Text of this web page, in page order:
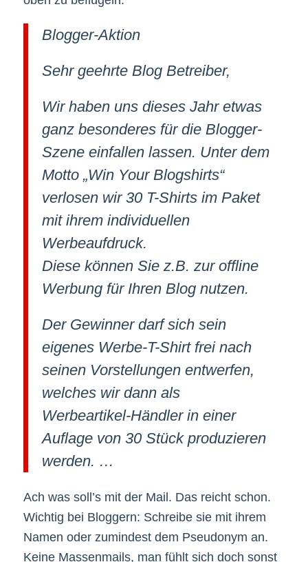
Blogger-Aktion
Sehr geehrte Blog Betreiber,
Wir haben uns dieses Jahr etwas
ganz besonderes für die Blogger-
Szene einfallen lassen. Unter dem
Motto „Win Your Blogshirts“
verlosen wir 30 T-Shirts im Paket
mit ihrem individuellen
Werbeaufdruck.
Diese können Sie z.B. zur offline
Werbung für Ihren Blog nutzen.
Der Gewinner darf sich sein
eigenes Werbe-T-Shirt frei nach
seinen Vorstellungen entwerfen,
welches wir dann als
Werbeartikel-Händler in einer
Auflage von 30 Stück produzieren
werden. …
Ach was soll’s mit der Mail. Das reicht schon.
Wichtig bei Bloggern: Schreibe sie mit ihrem
Namen oder zumindest dem Pseudonym an.
Keine Massenmails, man fühlt sich doch sonst